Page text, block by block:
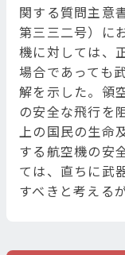
関する質問主意
第三三二号）に
機に対しては、
場合であっても
解を示した。領
の安全な飛行を
上の国民の生命
する航空機の安
ては、直ちに武
すべきと考える